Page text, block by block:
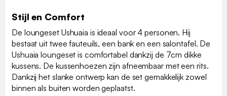
Stijl en Comfort
De loungeset Ushuaia is ideaal voor 4 personen. Hij
bestaat uit twee fauteuils, een bank en een salontafel. De
Ushuaia loungeset is comfortabel dankzij de 7cm dikke
kussens. De kussenhoezen zijn afneembaar met een rits.
Dankzij het slanke ontwerp kan de set gemakkelijk zowel
binnen als buiten worden geplaatst.